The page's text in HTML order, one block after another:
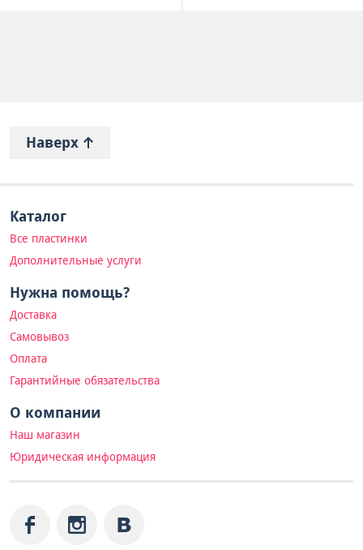
Наверх
Каталог
Все пластинки
Дополнительные услуги
Нужна помощь?
Доставка
Самовывоз
Оплата
Гарантийные обязательства
О компании
Наш магазин
Юридическая информация